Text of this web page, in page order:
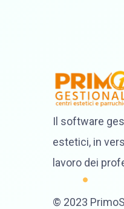
Il software
estetici, in
lavoro dei
© 2023